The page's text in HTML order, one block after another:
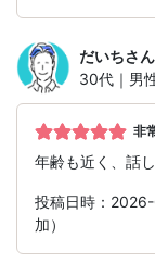
だいちさん
30代｜男
非
年齢も近く、話
投稿日時：
加）